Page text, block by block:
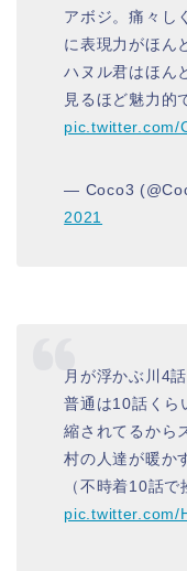
アボジ。痛々し
に表現力がほん
ハヌル君はほん
見るほど魅力的
pic.twitter.com/
— Coco3
2021
月が浮かぶ川4
普通は10話くら
縮されてるから
村の人達が暖か
（不時着10話で
pic.twitter.com/